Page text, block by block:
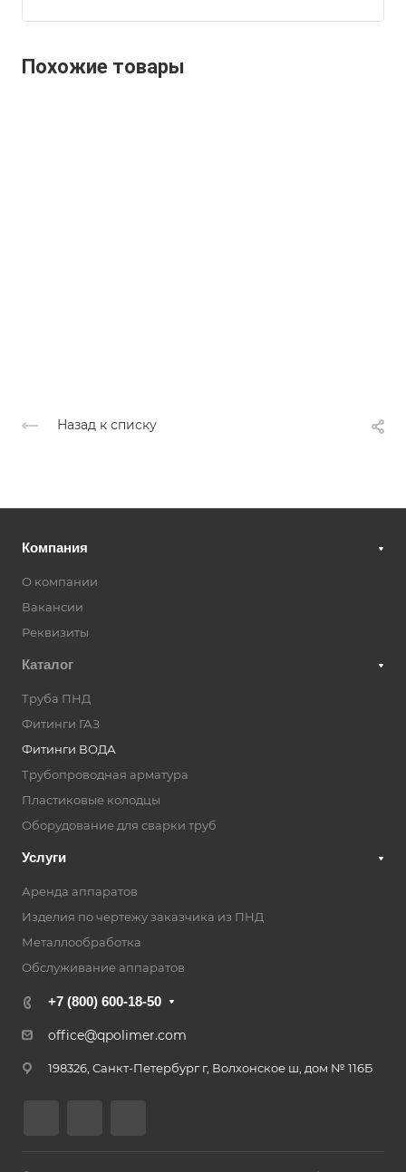
Похожие товары
Назад к списку
Компания
О компании
Вакансии
Реквизиты
Каталог
Труба ПНД
Фитинги ГАЗ
Фитинги ВОДА
Трубопроводная арматура
Пластиковые колодцы
Оборудование для сварки труб
Услуги
Аренда аппаратов
Изделия по чертежу заказчика из ПНД
Металлообработка
Обслуживание аппаратов
+7 (800) 600-18-50
office@qpolimer.com
198326, Санкт-Петербург г, Волхонское ш, дом № 116Б